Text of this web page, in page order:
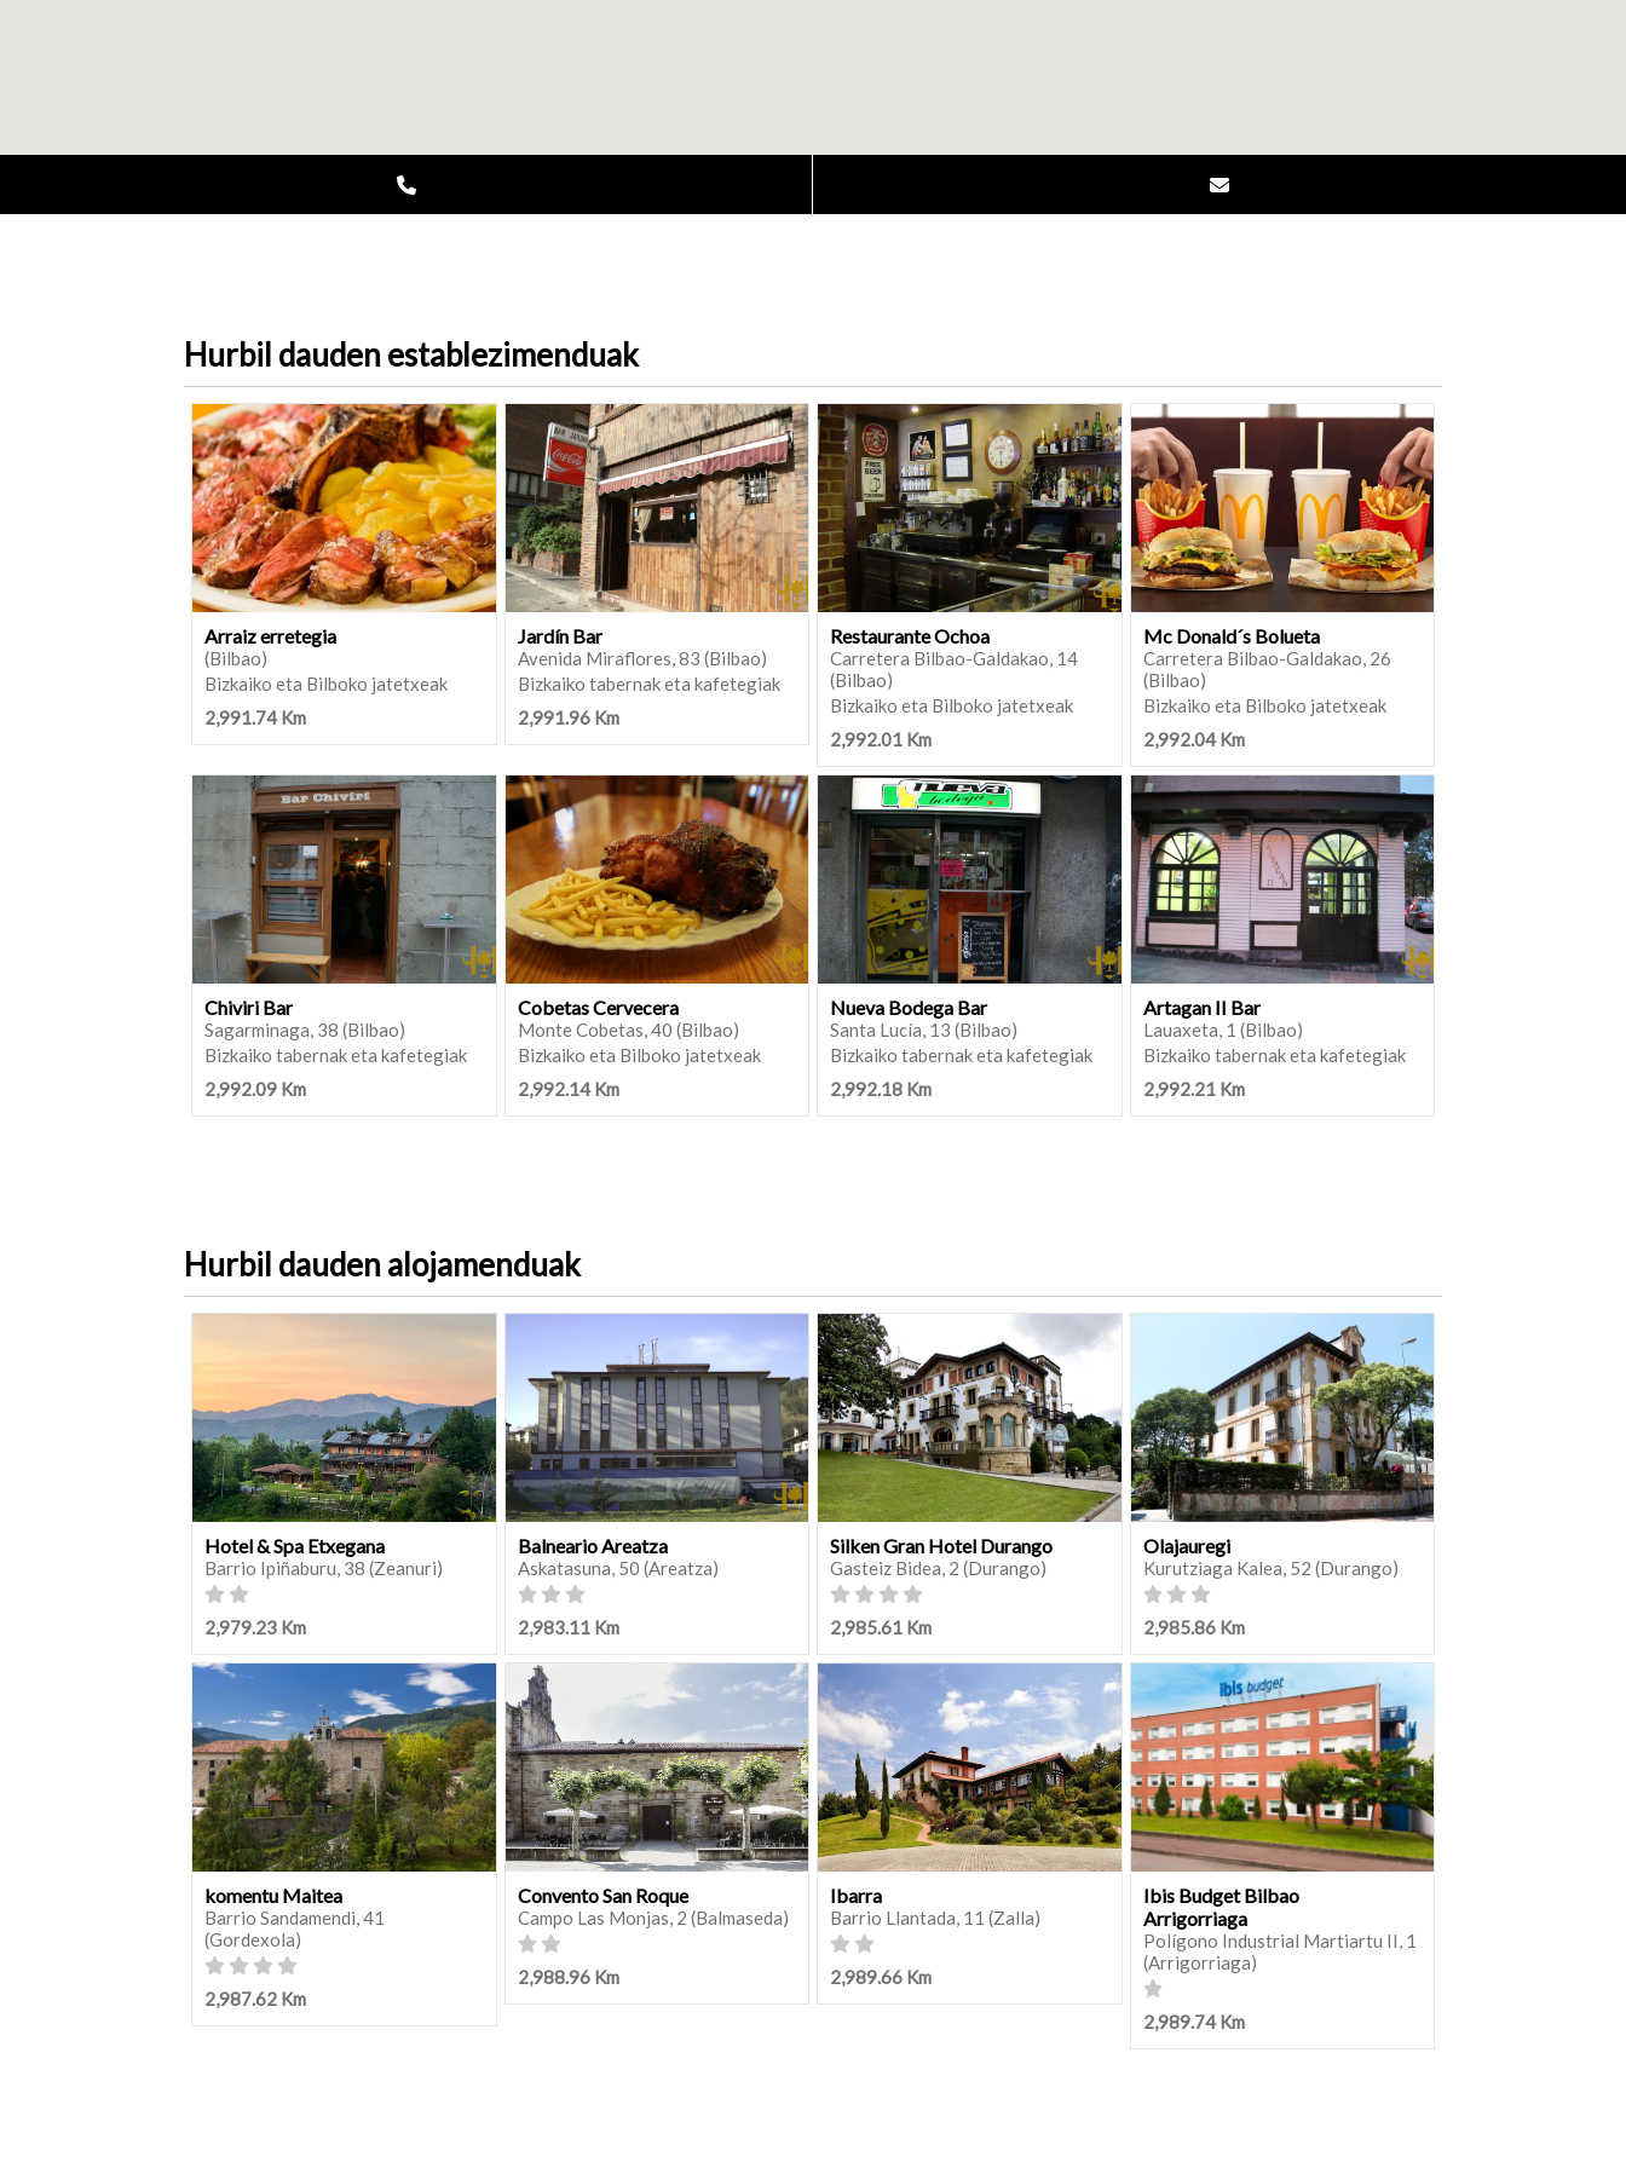
Hurbil dauden establezimenduak
Arraiz erretegia
(Bilbao)
Bizkaiko eta Bilboko jatetxeak
2,991.74 Km
Jardín Bar
Avenida Miraflores, 83 (Bilbao)
Bizkaiko tabernak eta kafetegiak
2,991.96 Km
Restaurante Ochoa
Carretera Bilbao-Galdakao, 14
(Bilbao)
Bizkaiko eta Bilboko jatetxeak
2,992.01 Km
Mc Donald´s Bolueta
Carretera Bilbao-Galdakao, 26
(Bilbao)
Bizkaiko eta Bilboko jatetxeak
2,992.04 Km
Chiviri Bar
Sagarminaga, 38 (Bilbao)
Bizkaiko tabernak eta kafetegiak
2,992.09 Km
Cobetas Cervecera
Monte Cobetas, 40 (Bilbao)
Bizkaiko eta Bilboko jatetxeak
2,992.14 Km
Nueva Bodega Bar
Santa Lucía, 13 (Bilbao)
Bizkaiko tabernak eta kafetegiak
2,992.18 Km
Artagan II Bar
Lauaxeta, 1 (Bilbao)
Bizkaiko tabernak eta kafetegiak
2,992.21 Km
Hurbil dauden alojamenduak
Hotel & Spa Etxegana
Barrio Ipiñaburu, 38 (Zeanuri)
2,979.23 Km
Balneario Areatza
Askatasuna, 50 (Areatza)
2,983.11 Km
Silken Gran Hotel Durango
Gasteiz Bidea, 2 (Durango)
2,985.61 Km
Olajauregi
Kurutziaga Kalea, 52 (Durango)
2,985.86 Km
komentu Maitea
Barrio Sandamendi, 41
(Gordexola)
2,987.62 Km
Convento San Roque
Campo Las Monjas, 2 (Balmaseda)
2,988.96 Km
Ibarra
Barrio Llantada, 11 (Zalla)
2,989.66 Km
Ibis Budget Bilbao
Arrigorriaga
Polígono Industrial Martiartu II, 1
(Arrigorriaga)
2,989.74 Km